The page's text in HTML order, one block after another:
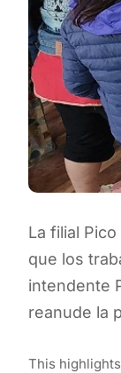
La filial
que los
intendente
reanude la
This